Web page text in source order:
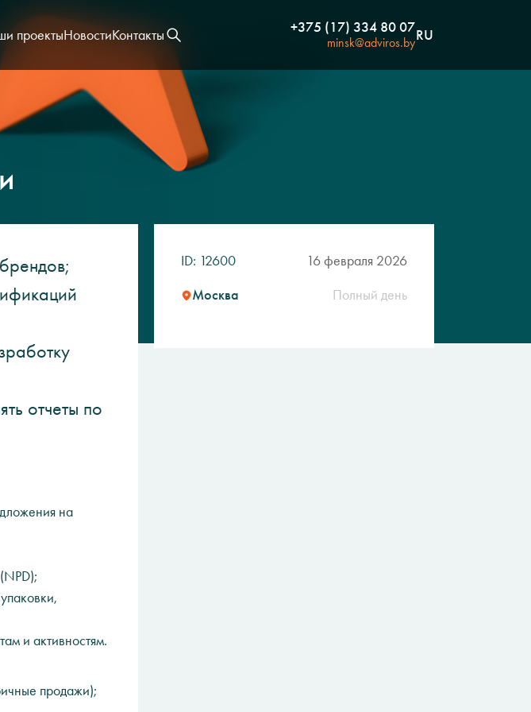
проектыНовостиКонтакты +375 (17) 334 80 07
minsk@adviros.byRU
отчеты по
на
и активностям.
продажи);
ID: 12600
16 февраля 2026
Москва
Полный день